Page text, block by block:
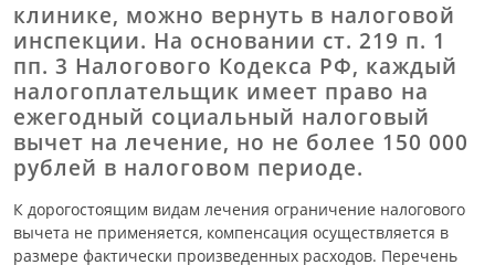
клинике, можно вернуть в налоговой
инспекции. На основании ст. 219 п. 1
пп. 3 Налогового Кодекса РФ, каждый
налогоплательщик имеет право на
ежегодный социальный налоговый
вычет на лечение, но не более 150 000
рублей в налоговом периоде.
К дорогостоящим видам лечения ограничение налогового
вычета не применяется, компенсация осуществляется в
размере фактически произведенных расходов. Перечень